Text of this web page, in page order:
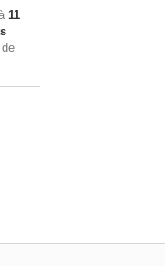
11